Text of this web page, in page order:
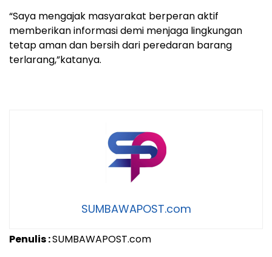
“Saya mengajak masyarakat berperan aktif
memberikan informasi demi menjaga lingkungan
tetap aman dan bersih dari peredaran barang
terlarang,”katanya.
SUMBAWAPOST.com
Penulis :SUMBAWAPOST.com